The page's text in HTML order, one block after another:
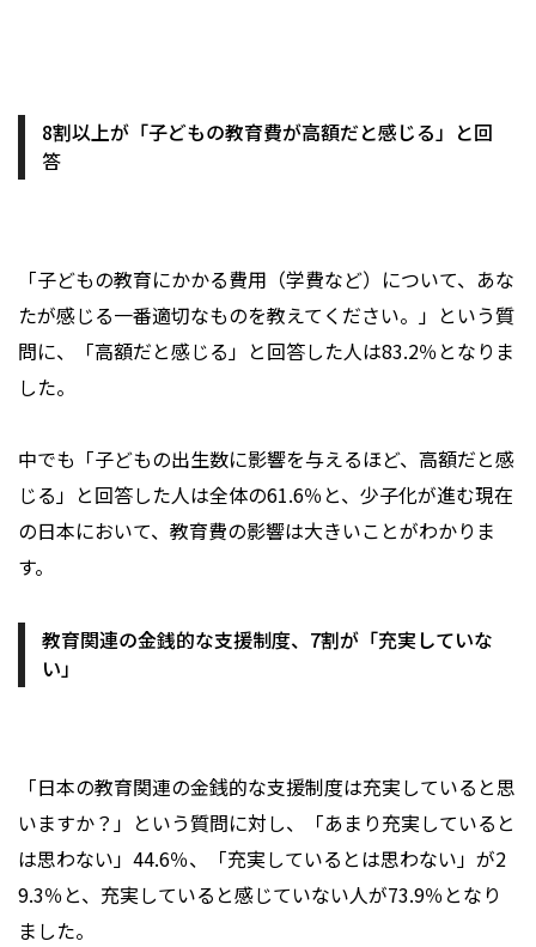
8割以上が「子どもの教育費が高額だと感じる」と回
答
「子どもの教育にかかる費用（学費など）について、あな
たが感じる一番適切なものを教えてください。」という質
問に、「高額だと感じる」と回答した人は83.2％となりま
した。
中でも「子どもの出生数に影響を与えるほど、高額だと感
じる」と回答した人は全体の61.6％と、少子化が進む現在
の日本において、教育費の影響は大きいことがわかりま
す。
教育関連の金銭的な支援制度、7割が「充実していな
い」
「日本の教育関連の金銭的な支援制度は充実していると思
いますか？」という質問に対し、「あまり充実していると
は思わない」44.6％、「充実しているとは思わない」が2
9.3％と、充実していると感じていない人が73.9％となり
ました。